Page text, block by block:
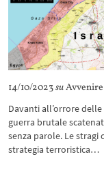
14/10/2023suAvvenire
Davanti all’orrore
guerra brutale
senza parole. Le
strategia terroristica…